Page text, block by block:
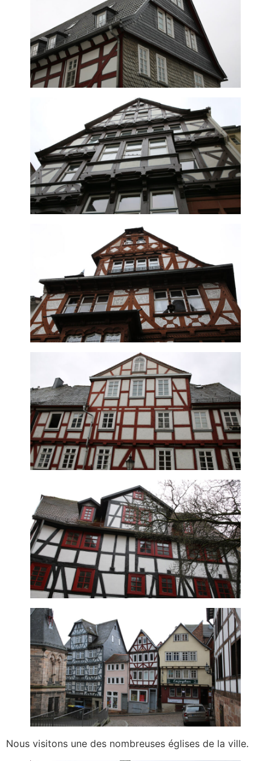
Nous visitons une des nombreuses églises de la ville.